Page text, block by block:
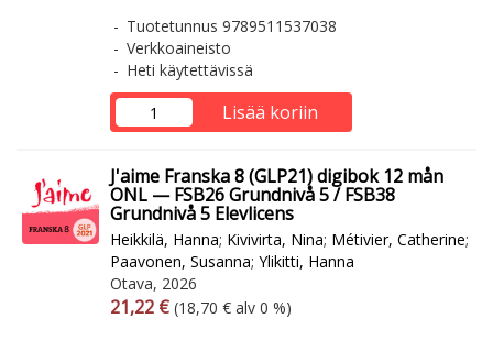
Tuotetunnus 9789511537038
Verkkoaineisto
Heti käytettävissä
Lisää koriin
J'aime Franska 8 (GLP21) digibok 12 mån
ONL — FSB26 Grundnivå 5 / FSB38
Grundnivå 5 Elevlicens
Heikkilä, Hanna; Kivivirta, Nina; Métivier, Catherine;
Paavonen, Susanna; Ylikitti, Hanna
Otava, 2026
Arvonlisäverollinen hinta
21,22 € Arvonlisäveroton hinta
(18,70 € alv 0 %)